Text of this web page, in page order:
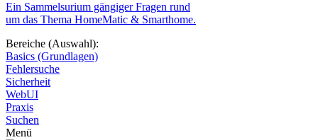
Ein Sammelsurium gängiger Fragen rund
um das Thema HomeMatic & Smarthome.
Bereiche (Auswahl):
Basics (Grundlagen)
Fehlersuche
Sicherheit
WebUI
Praxis
Suchen
Menü